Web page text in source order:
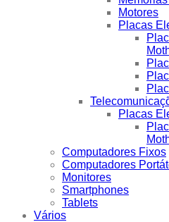
Motores
Placas
Placas
Computadores Fixos
Computadores
Monitores
Smartphones
Tablets
Vários